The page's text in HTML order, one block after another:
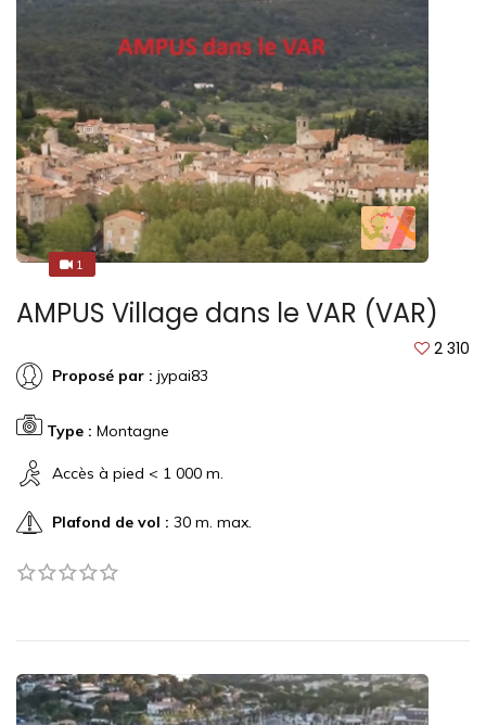
1
1
AMPUS Village dans le VAR (VAR)
2 310
Proposé par : jypai83
Type : Montagne
Accès à pied < 1 000 m.
Plafond de vol : 30 m. max.